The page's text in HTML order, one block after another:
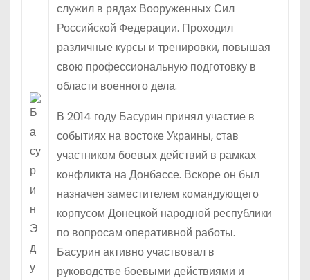
служил в рядах Вооруженных Сил
Российской Федерации. Проходил
различные курсы и тренировки, повышая
свою профессиональную подготовку в
области военного дела.
В 2014 году Басурин принял участие в
событиях на востоке Украины, став
участником боевых действий в рамках
конфликта на Донбассе. Вскоре он был
назначен заместителем командующего
корпусом Донецкой народной республики
по вопросам оперативной работы.
Басурин активно участвовал в
руководстве боевыми действиями и